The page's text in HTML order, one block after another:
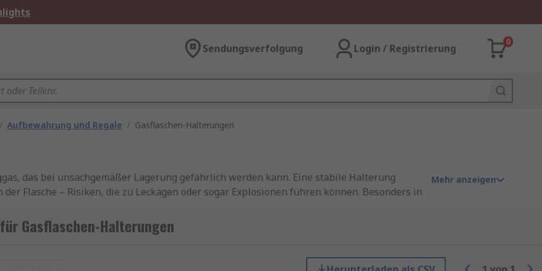
Sendungsverfolgung Login / Registrierung
0
/ Aufbewahrung und Regale / Gasflaschen-Halterungen
das bei unsachgemäßer Lagerung gefährlich werden kann. Eine stabile Halterung
Flasche – Risiken, die zu Leckagen oder sogar Explosionen führen können. Besonders in
Flaschen stehen geordnet, sind leicht zugänglich und können schnell ausgetauscht
Mehr anzeigen
Gasflaschen-Halterungen